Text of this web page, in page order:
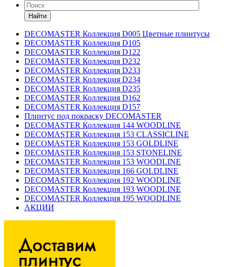
Найти
DECOMASTER Коллекция D005 Цветные плинтусы
DECOMASTER Коллекция D105
DECOMASTER Коллекция D122
DECOMASTER Коллекция D232
DECOMASTER Коллекция D233
DECOMASTER Коллекция D234
DECOMASTER Коллекция D235
DECOMASTER Коллекция D162
DECOMASTER Коллекция D157
Плинтус под покраску DECOMASTER
DECOMASTER Коллекция 144 WOODLINE
DECOMASTER Коллекция 153 CLASSICLINE
DECOMASTER Коллекция 153 GOLDLINE
DECOMASTER Коллекция 153 STONELINE
DECOMASTER Коллекция 153 WOODLINE
DECOMASTER Коллекция 166 GOLDLINE
DECOMASTER Коллекция 192 WOODLINE
DECOMASTER Коллекция 193 WOODLINE
DECOMASTER Коллекция 195 WOODLINE
АКЦИИ